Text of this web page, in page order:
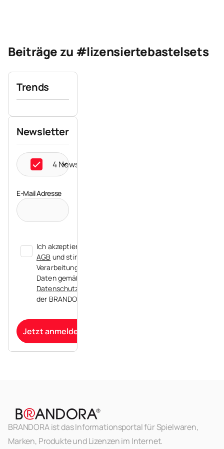
Beiträge zu #lizensiertebastelsets
Trends
Newsletter
4 Newsletter ausgewählt
E-Mail Adresse
Ich akzeptiere die
AGB und stimme der
Verarbeitung meiner
Daten gemäß der
Datenschutzerklärung
der BRANDORA zu.
Jetzt anmelden
BRANDORA ist das Informationsportal für Spielwaren,
Marken, Produkte und Lizenzen im Internet.